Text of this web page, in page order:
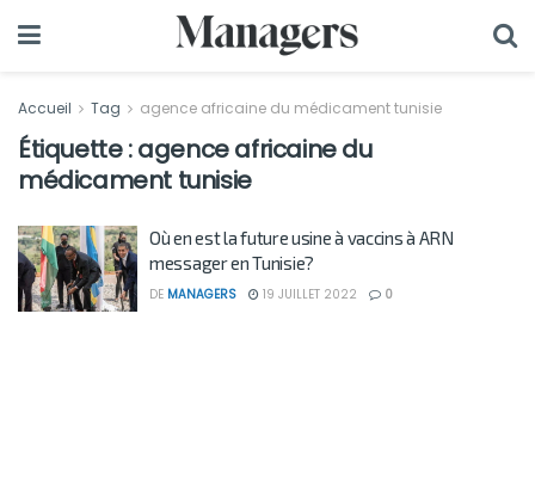
Accueil Tag agence africaine du médicament tunisie
Étiquette :agence africaine du
médicament tunisie
Où en est la future usine à vaccins à ARN
messager en Tunisie?
DE MANAGERS 19 JUILLET 2022 0